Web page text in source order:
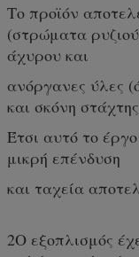
Το προϊόν
(στρώματα
άχυρου και
ανόργανες ύλες
και σκόνη
Έτσι αυτό το
μικρή επένδυση
και ταχεία
2Ο εξοπλισμός